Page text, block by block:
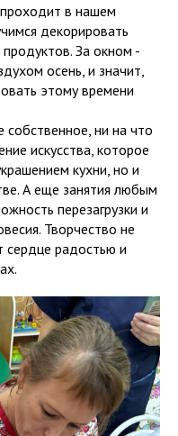
в нашем
декорировать
За окном -
осень, и значит,
этому времени
собственное, ни на что
искусства, которое
кухни, но и
А еще занятия любым
перезагрузки и
Творчество не
сердце радостью и